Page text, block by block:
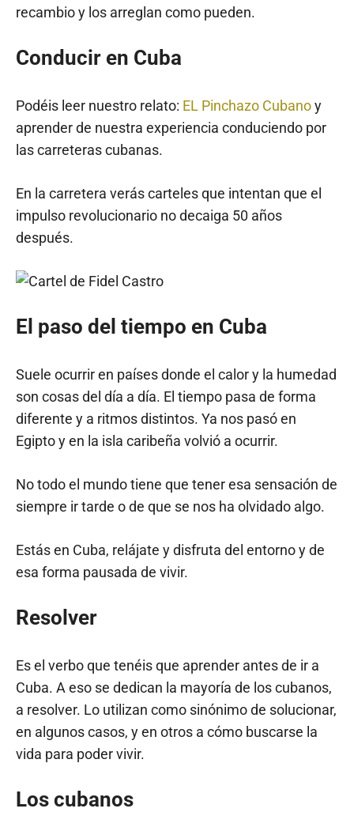
recambio y los arreglan como pueden.
Conducir en Cuba
Podéis leer nuestro relato: EL Pinchazo Cubanoy
aprender de nuestra experiencia conduciendo por
las carreteras cubanas.
En la carretera verás carteles que intentan que el
impulso revolucionario no decaiga 50 años
después.
El paso del tiempo en Cuba
Suele ocurrir en países donde el calor y la humedad
son cosas del día a día. El tiempo pasa de forma
diferente y a ritmos distintos. Ya nos pasó en
Egipto y en la isla caribeña volvió a ocurrir.
No todo el mundo tiene que tener esa sensación de
siempre ir tarde o de que se nos ha olvidado algo.
Estás en Cuba, relájate y disfruta del entorno y de
esa forma pausada de vivir.
Resolver
Es el verbo que tenéis que aprender antes de ir a
Cuba. A eso se dedican la mayoría de los cubanos,
a resolver. Lo utilizan como sinónimo de solucionar,
en algunos casos, y en otros a cómo buscarse la
vida para poder vivir.
Los cubanos